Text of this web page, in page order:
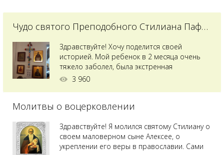
Чудо святого Преподобного Стилиана Пафлагонского
Здравствуйте! Хочу поделится своей
историей. Мой ребенок в 2 месяца очень
тяжело заболел, была экстренная
сложнейшая операция, состояние после
святого Владимира я увидела незнакомую
позже прочитав про него, узнала про
Преподобного...
3 960
Молитвы о воцерковлении
Здравствуйте! Я молился святому Стилиану о
своем маловерном сыне Алексее, о
укреплении его веры в православии. Сами